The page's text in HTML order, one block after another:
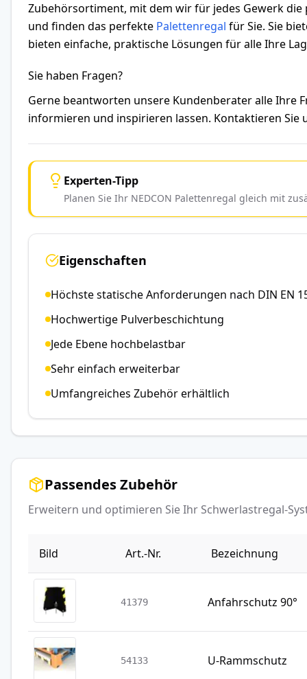
Zubehörsortiment, mit dem wir für jedes Gewerk die
und finden das perfekte Palettenregal für Sie. Sie
bieten einfache, praktische Lösungen für alle Ihre
Sie haben Fragen?
Gerne beantworten unsere Kundenberater alle Ihre
informieren und inspirieren lassen. Kontaktieren Sie
Experten-Tipp
Planen Sie Ihr NEDCON Palettenregal gleich mit
Eigenschaften
Höchste statische Anforderungen nach DIN EN
Hochwertige Pulverbeschichtung
Jede Ebene hochbelastbar
Sehr einfach erweiterbar
Umfangreiches Zubehör erhältlich
Passendes Zubehör
Erweitern und optimieren Sie Ihr Schwerlastregal-
Bild Art.-Nr. Bezeichnung
41379 Anfahrschutz 90°
54133 U-Rammschutz